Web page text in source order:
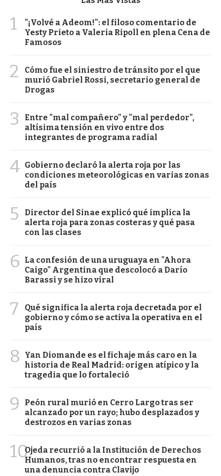
1
"¡Volvé a Adeom!": el filoso comentario de
Yesty Prieto a Valeria Ripoll en plena Cena de
Famosos
2
Cómo fue el siniestro de tránsito por el que
murió Gabriel Rossi, secretario general de
Drogas
3
Entre "mal compañero" y "mal perdedor",
altísima tensión en vivo entre dos
integrantes de programa radial
4 Gobierno declaró la alerta roja por las
condiciones meteorológicas en varias zonas
del país
5
Director del Sinae explicó qué implica la
alerta roja para zonas costeras y qué pasa
con las clases
6
La confesión de una uruguaya en "Ahora
Caigo" Argentina que descolocó a Darío
Barassi y se hizo viral
7
Qué significa la alerta roja decretada por el
gobierno y cómo se activa la operativa en el
país
8
Yan Diomande es el fichaje más caro en la
historia de Real Madrid: origen atípico y la
tragedia que lo fortaleció
9
Peón rural murió en Cerro Largo tras ser
alcanzado por un rayo; hubo desplazados y
destrozos en varias zonas
10Ojeda recurrió a la Institución de Derechos
Humanos, tras no encontrar respuesta en
una denuncia contra Clavijo